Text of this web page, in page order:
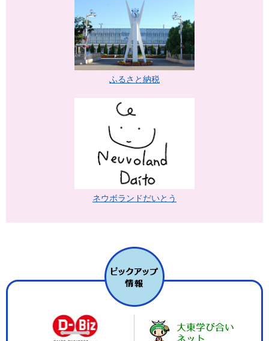
ふるさと納税
ネウボランドだいとう